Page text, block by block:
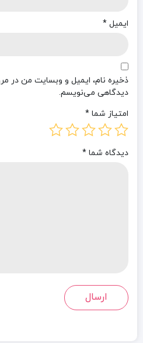
ایمیل *
ذخیره نام، ایمیل و وبسایت من در
دیدگاهی می‌نویسم.
امتیاز شما *
دیدگاه شما *